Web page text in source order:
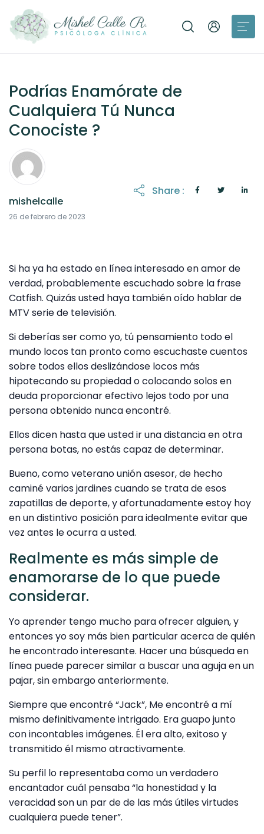
Podrías Enamórate de
Cualquiera Tú Nunca
Conociste ?
mishelcalle
26 de febrero de 2023
Share :
Si ha ya ha estado en línea interesado en amor de
verdad, probablemente escuchado sobre la frase
Catfish. Quizás usted haya también oído hablar de
MTV serie de televisión.
Si deberías ser como yo, tú pensamiento todo el
mundo locos tan pronto como escuchaste cuentos
sobre todos ellos deslizándose locos más
hipotecando su propiedad o colocando solos en
deuda proporcionar efectivo lejos todo por una
persona obtenido nunca encontré.
Ellos dicen hasta que usted ir una distancia en otra
persona botas, no estás capaz de determinar.
Bueno, como veterano unión asesor, de hecho
caminé varios jardines cuando se trata de esos
zapatillas de deporte, y afortunadamente estoy hoy
en un distintivo posición para idealmente evitar que
vez antes le ocurra a usted.
Realmente es más simple de
enamorarse de lo que puede
considerar.
Yo aprender tengo mucho para ofrecer alguien, y
entonces yo soy más bien particular acerca de quién
he encontrado interesante. Hacer una búsqueda en
línea puede parecer similar a buscar una aguja en un
pajar, sin embargo anteriormente.
Siempre que encontré “Jack”, Me encontré a mí
mismo definitivamente intrigado. Era guapo junto
con incontables imágenes. Él era alto, exitoso y
transmitido él mismo atractivamente.
Su perfil lo representaba como un verdadero
encantador cuál pensaba “la honestidad y la
veracidad son un par de de las más útiles virtudes
cualquiera puede tener”.